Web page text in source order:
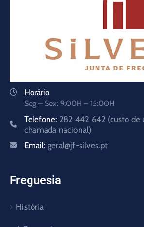
Horário
Seg – Sex: 9:00H – 15:00H
Telefone: 282 442 642 (custo de
chamada nacional)
Email: geral@jf-silves.pt
Freguesia
História